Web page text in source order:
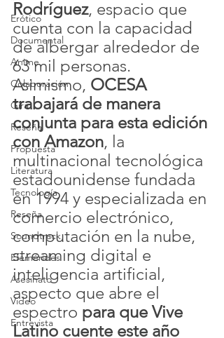
Erótico
Documental
Anime
Colaboración
Gira
Reseña
Propuesta
Literatura
Tecnología
Reseña
Soundtrack
Efemérides
Asesinato
Video
Entrevista
Rodríguez, espacio que
cuenta con la capacidad
de albergar alrededor de
63 mil personas.
Asimismo, OCESA
trabajará de manera
conjunta para esta edición
con Amazon, la
multinacional tecnológica
estadounidense fundada
en 1994 y especializada en
comercio electrónico,
computación en la nube,
streaming digital e
inteligencia artificial,
aspecto que abre el
espectro para que Vive
Latino cuente este año